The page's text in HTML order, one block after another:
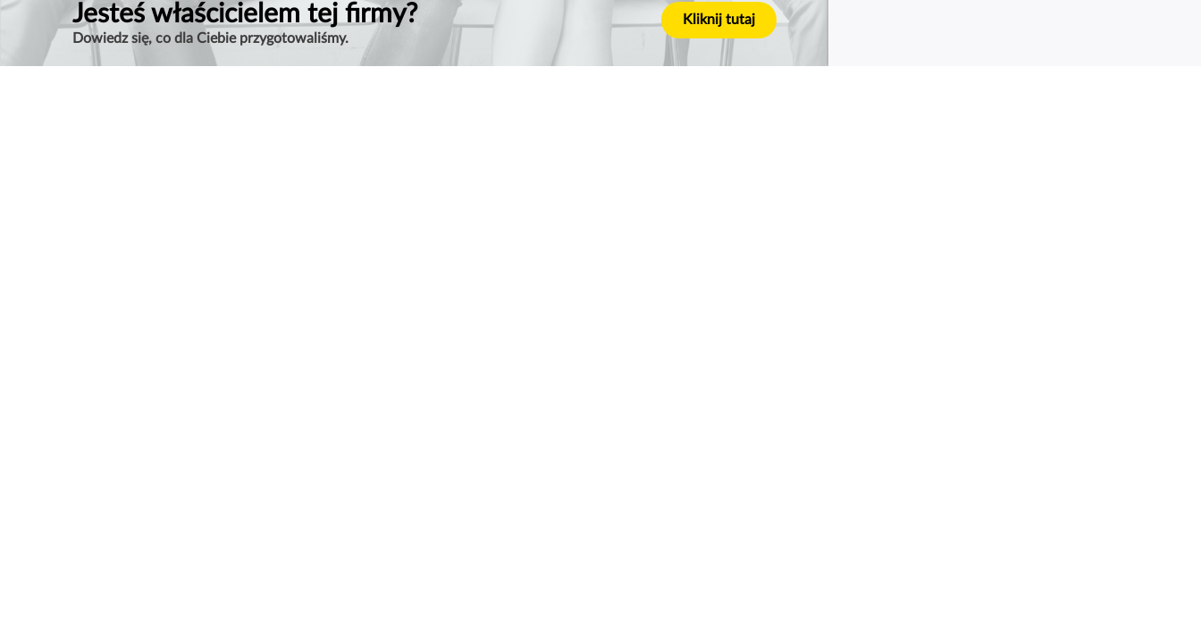
Jesteś właścicielem tej firmy?
Dowiedz się, co dla Ciebie przygotowaliśmy.
Kliknij tutaj